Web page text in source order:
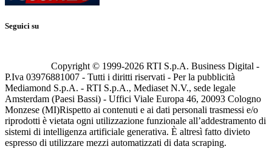
Seguici su
Copyright © 1999-2026 RTI S.p.A. Business Digital -
P.Iva 03976881007 - Tutti i diritti riservati - Per la pubblicità
Mediamond S.p.A. - RTI S.p.A., Mediaset N.V., sede legale
Amsterdam (Paesi Bassi) - Uffici Viale Europa 46, 20093 Cologno
Monzese (MI)Rispetto ai contenuti e ai dati personali trasmessi e/o
riprodotti è vietata ogni utilizzazione funzionale all’addestramento di
sistemi di intelligenza artificiale generativa. È altresì fatto divieto
espresso di utilizzare mezzi automatizzati di data scraping.